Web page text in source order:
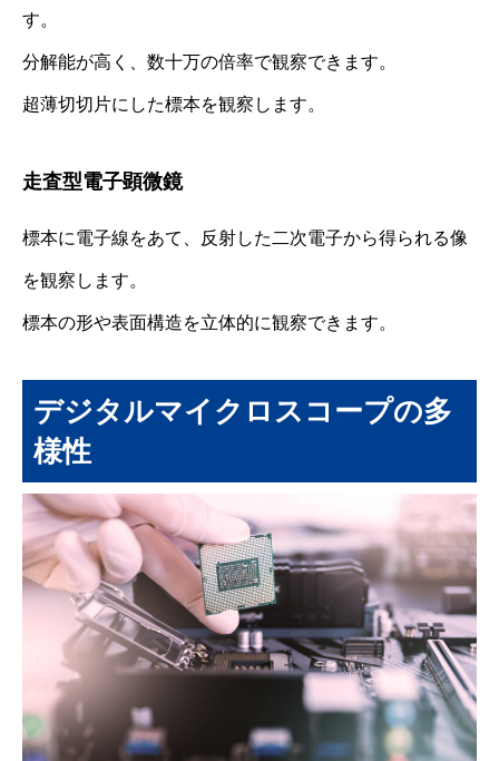
す。
分解能が高く、数十万の倍率で観察できます。
超薄切切片にした標本を観察します。
走査型電子顕微鏡
標本に電子線をあて、反射した二次電子から得られる像
を観察します。
標本の形や表面構造を立体的に観察できます。
デジタルマイクロスコープの多
様性